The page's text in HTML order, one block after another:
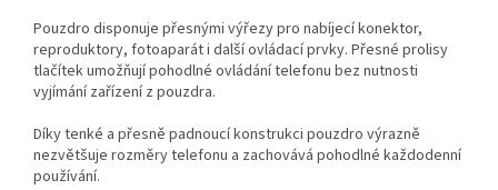
Pouzdro disponuje přesnými výřezy pro nabíjecí konektor,
reproduktory, fotoaparát i další ovládací prvky. Přesné prolisy
tlačítek umožňují pohodlné ovládání telefonu bez nutnosti
vyjímání zařízení z pouzdra.
Díky tenké a přesně padnoucí konstrukci pouzdro výrazně
nezvětšuje rozměry telefonu a zachovává pohodlné každodenní
používání.